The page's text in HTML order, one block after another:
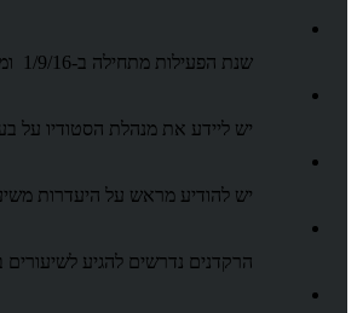
שנת הפעילות מתחילה ב-1/9/16 ומסתיימת ב- 30.6.17 . הזכות לשינויים במערכת השיעורים שמורה לסטודיו.
יש ליידע את מנהלת הסטודיו על
יש להודיע מראש על היעדרות משיעור בטלפון:
הרקדנים נדרשים להגיע